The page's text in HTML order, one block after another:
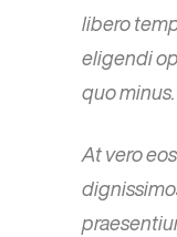
libero
eligendi
quo minus.
At vero